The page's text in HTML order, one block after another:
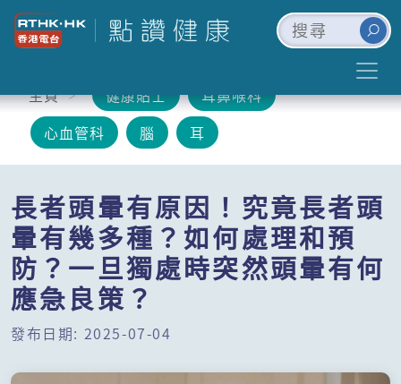
主頁 健康貼士
耳鼻喉科
心血管科
腦 耳
長者頭暈有原因！究竟長者頭
暈有幾多種？如何處理和預
防？一旦獨處時突然頭暈有何
應急良策？
發布日期: 2025-07-04